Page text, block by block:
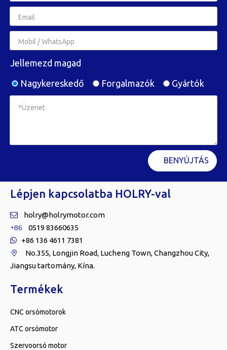
Jellemezd magad
Nagykereskedő
Forgalmazók Gyártók
BENYÚJTÁS
Lépjen kapcsolatba HOLRY-val
 holry@holrymotor.com
+86 0519 83660635
 +86 136 4611 7381

No.355, Longjin Road, Lucheng Town, Changzhou City,
Jiangsu tartomány, Kína.
Termékek
CNC orsómotorok
ATC orsómotor
Szervoorsó motor